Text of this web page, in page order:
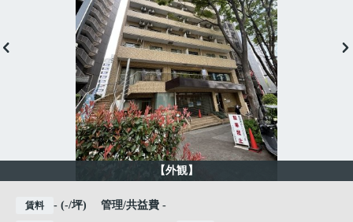
【外観】
賃料 - (-/坪) 管理/共益費 -